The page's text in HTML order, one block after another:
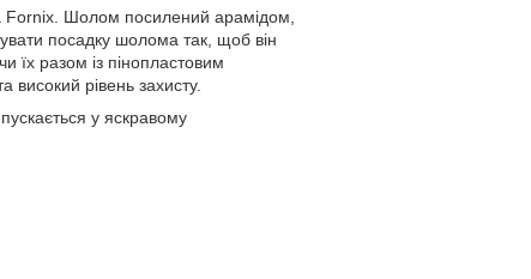
Fornix. Шолом посилений арамідом,
посадку шолома так, щоб він
їх разом із пінопластовим
рівень захисту.
у яскравому